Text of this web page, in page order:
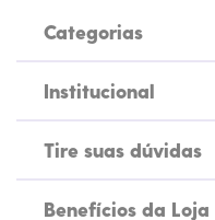
Categorias
Institucional
Tire suas dúvidas
Benefícios da Loja